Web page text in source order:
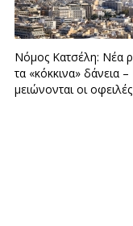
Νόμος Κατσέλη: Νέα
τα «κόκκινα» δάνεια
μειώνονται οι